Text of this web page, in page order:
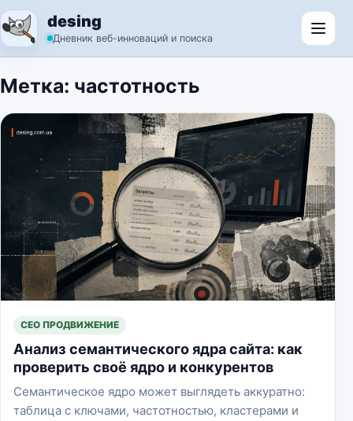
Перейти к содержимому
desing
Дневник веб-инноваций и поиска
Метка: частотность
СЕО ПРОДВИЖЕНИЕ
Анализ семантического ядра сайта: как
проверить своё ядро и конкурентов
Семантическое ядро может выглядеть аккуратно:
таблица с ключами, частотностью, кластерами и